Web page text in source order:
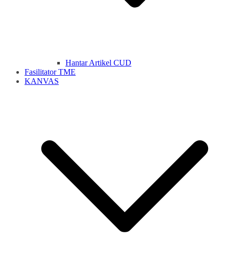
Hantar Artikel CUD
Fasilitator TME
KANVAS